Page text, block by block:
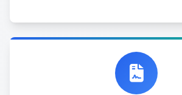
Договор купли-продажи